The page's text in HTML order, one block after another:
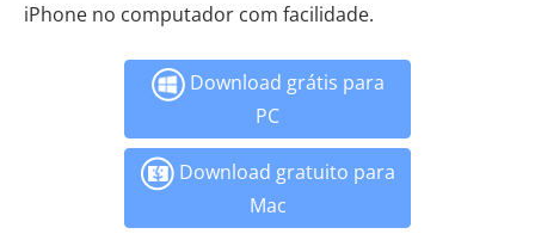
iPhone no computador com facilidade.
Download grátis para
PC
Download gratuito para
Mac